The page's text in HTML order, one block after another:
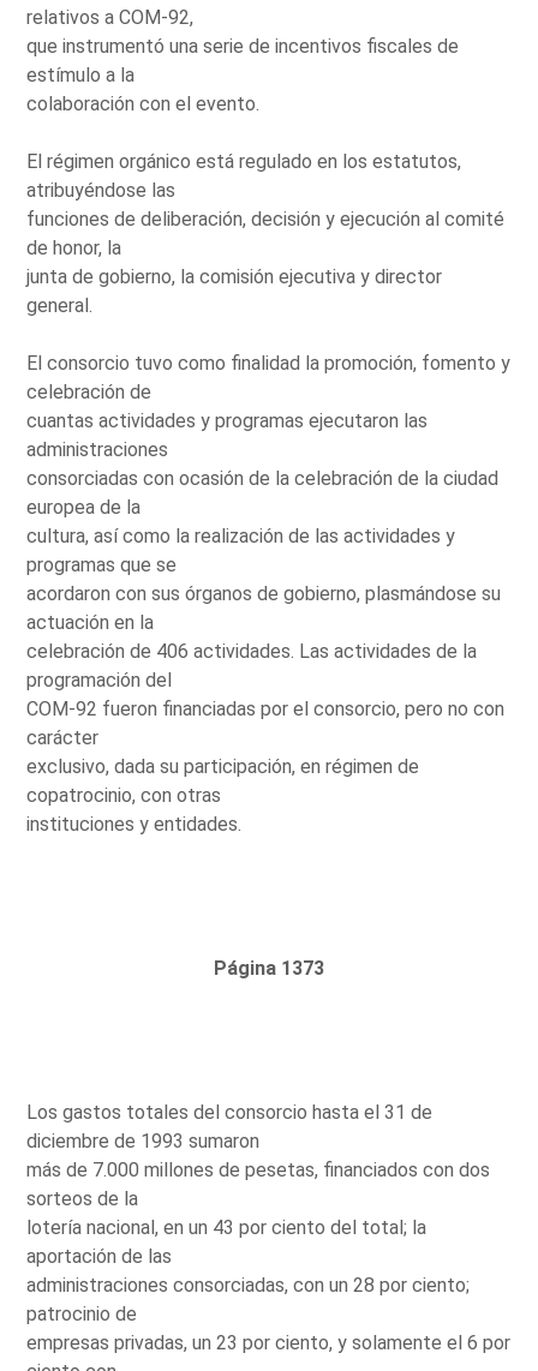
relativos a COM-92,
que instrumentó una serie de incentivos fiscales de
estímulo a la
colaboración con el evento.
El régimen orgánico está regulado en los estatutos,
atribuyéndose las
funciones de deliberación, decisión y ejecución al comité
de honor, la
junta de gobierno, la comisión ejecutiva y director
general.
El consorcio tuvo como finalidad la promoción, fomento y
celebración de
cuantas actividades y programas ejecutaron las
administraciones
consorciadas con ocasión de la celebración de la ciudad
europea de la
cultura, así como la realización de las actividades y
programas que se
acordaron con sus órganos de gobierno, plasmándose su
actuación en la
celebración de 406 actividades. Las actividades de la
programación del
COM-92 fueron financiadas por el consorcio, pero no con
carácter
exclusivo, dada su participación, en régimen de
copatrocinio, con otras
instituciones y entidades.
Página 1373
Los gastos totales del consorcio hasta el 31 de
diciembre de 1993 sumaron
más de 7.000 millones de pesetas, financiados con dos
sorteos de la
lotería nacional, en un 43 por ciento del total; la
aportación de las
administraciones consorciadas, con un 28 por ciento;
patrocinio de
empresas privadas, un 23 por ciento, y solamente el 6 por